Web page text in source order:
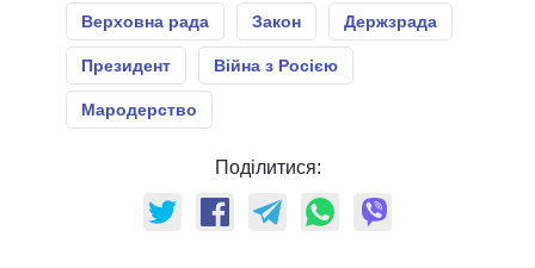
Верховна рада Закон Держзрада
Президент Війна з Росією
Мародерство
Поділитися: